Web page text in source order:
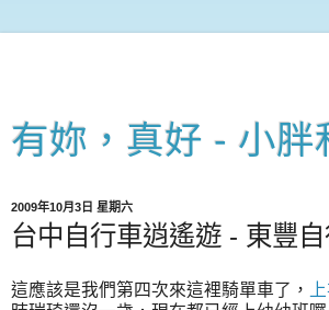
有妳，真好 - 小胖
2009年10月3日 星期六
台中自行車逍遙遊 - 東豐
這應該是我們第四次來這裡騎單車了，